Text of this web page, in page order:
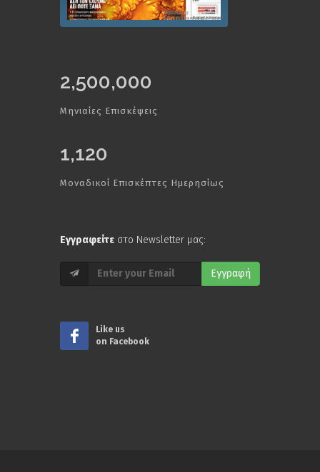
2,500,000
Μηνιαίες Επισκέψεις
1,120
Μοναδικοί Επισκέπτες Ημερησίως
Εγγραφείτε στο Newsletter μας:
Εγγραφή
Like us
on Facebook